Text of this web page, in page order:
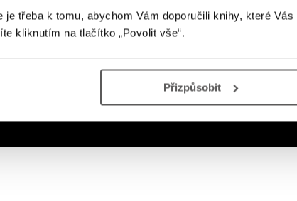
je třeba k tomu, abychom Vám doporučili knihy, které
kliknutím na tlačítko „Povolit vše“.
Přizpůsobit